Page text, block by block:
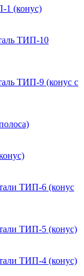
1 (конус)
ТИП-10
ТИП-9 (конус с
ТИП-6 (конус
ТИП-5 (конус)
ТИП-4 (конус)